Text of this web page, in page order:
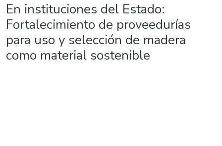
En instituciones del Estado:
Fortalecimiento de proveedurías
para uso y selección de madera
como material sostenible